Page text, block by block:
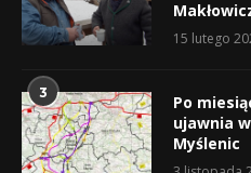
15 lutego
3
Po
ujawnia
Myślenic